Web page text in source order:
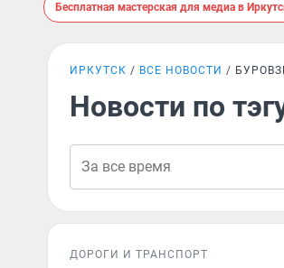
Бесплатная мастерская для медиа в
ИРКУТСК ВСЕ НОВОСТИ
Новости по
ДОРОГИ И ТРАНСПОРТ